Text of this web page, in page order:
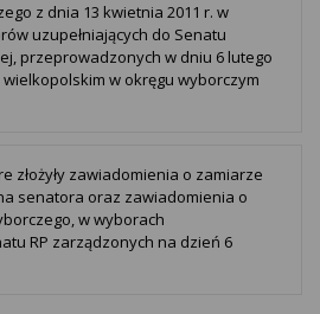
z dnia 13 kwietnia 2011 r. w
uzupełniających do Senatu
przeprowadzonych w dniu 6 lutego
w okręgu wyborczym
złożyły zawiadomienia o zamiarze
senatora oraz zawiadomienia o
w wyborach
RP zarządzonych na dzień 6